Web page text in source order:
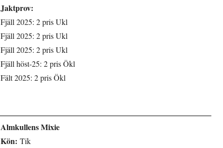
Jaktprov:
Fjäll 2025: 2 pris Ukl
Fjäll 2025: 2 pris Ukl
Fjäll 2025: 2 pris Ukl
Fjäll höst-25: 2 pris Ökl
Fält 2025: 2 pris Ökl
Almkullens Mixie
Kön: Tik